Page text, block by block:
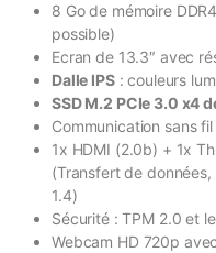
8 Go de mémoire
possible)
Ecran de 13.3″ avec
Dalle IPS: couleurs
SSD M.2 PCIe 3.0 x4
Communication sans fil
1x HDMI (2.0b) + 1x
(Transfert de
1.4)
Sécurité : TPM 2.0 et
Webcam HD 720p